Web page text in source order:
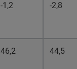
-1,2 -2,8
46,2 44,5